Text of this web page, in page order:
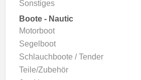
Sonstiges
Boote - Nautic
Motorboot
Segelboot
Schlauchboote / Tender
Teile/Zubehör